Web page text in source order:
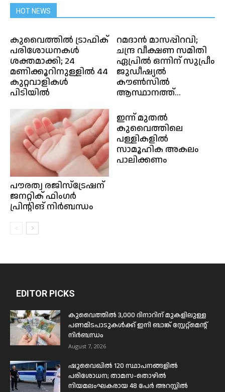
HOT NEWS
കുവൈത്തിൽ ട്രാഫിക്
പരിശോധനകൾ
ശക്തമാക്കി; 24
മണിക്കൂറിനുള്ളിൽ 44
കുറ്റവാളികൾ
പിടിയിൽ
റമദാൻ മാസപ്പിറവി;
ചന്ദ്ര വീക്ഷണ സമിതി
ഏപ്രിൽ ഒന്നിന് സുപ്രീം
ജുഡീഷ്യൽ
കൗൺസിൽ
ആസ്ഥാനത്ത്...
പൗരത്വ രജിസ്ട്രേഷന്
ജനറ്റിക് ഫിംഗർ
പ്രിന്റിങ് നിർബന്ധം
ഇന്ന് മുതൽ
കുവൈത്തിലെ
പള്ളികളിൽ
സാമൂഹിക അകലം
പാലിക്കണം
EDITOR PICKS
കുവൈത്തിൽ 3,000 ദിനാറിന് മുകളിലുള്ള
പണമിടപാടുകൾക്ക് ഇനി ബാങ്ക് സ്റ്റേറ്റ്മെന്റ്
നിർബന്ധം
August 7, 2026
ഷുവൈഖിൽ 120 സ്ഥാപനങ്ങളിൽ
പരിശോധന; താമസ-തൊഴിൽ
നിയമലംഘകരായ 48 പേർ അറസ്റ്റിൽ